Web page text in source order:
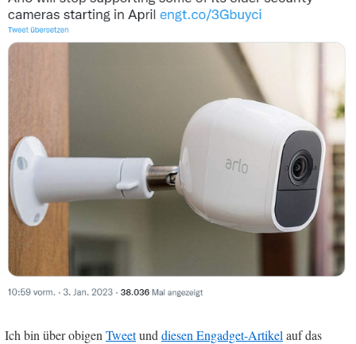
Ich bin über obigen Tweetund diesen Engadget-Artikel auf das